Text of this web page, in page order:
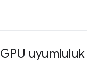
GPU uyumluluk